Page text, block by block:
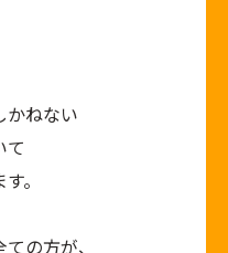
かねない
て
。
の方が、